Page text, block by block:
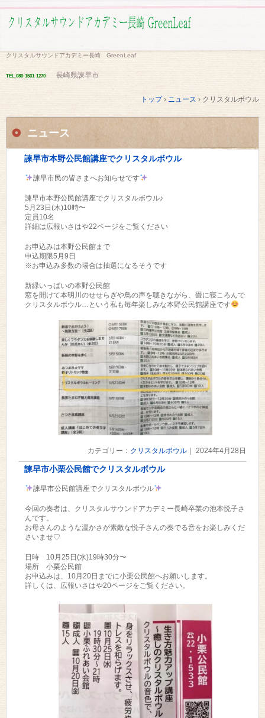
クリスタルサウンドアカデミー長崎 GreenLeaf
TEL.080-1531-1270 長崎県諫早市
トップ› ニュース › クリスタルボウル
ニュース
諫早市本野公民館講座でクリスタルボウル
諫早市民の皆さまへお知らせです
諫早市本野公民館講座でクリスタルボウル♪
5月23日(木)10時〜
定員10名
詳細は広報いさはや22ページをご覧ください
お申込みは本野公民館まで
申込期限5月9日
※お申込み多数の場合は抽選になるそうです
新緑いっぱいの本野公民館
窓を開けて本明川のせせらぎや鳥の声を聴きながら、畳に寝ころんで
クリスタルボウル…という私も毎年楽しみな本野公民館講座です
カテゴリー： クリスタルボウル｜ 2024年4月28日
諫早市小栗公民館でクリスタルボウル
諫早市公民館講座でクリスタルボウル
今回の奏者は、クリスタルサウンドアカデミー長崎卒業の池本悦子さ
んです。
お母さんのような温かさが素敵な悦子さんの奏でる音をお楽しみくだ
さいませ♡
日時 10月25日(水)19時30分〜
場所 小栗公民館
お申込みは、10月20日までに小栗公民館へお願いします。
詳しくは、広報いさはや20ページをご覧ください。